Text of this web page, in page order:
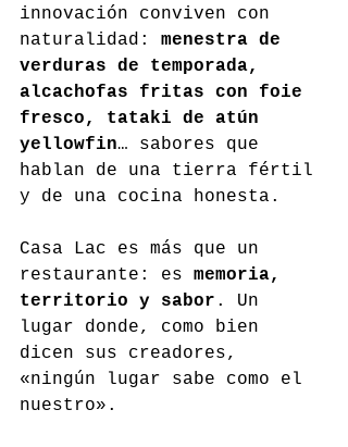
innovación conviven con
naturalidad: menestra de
verduras de temporada,
alcachofas fritas con foie
fresco, tataki de atún
yellowfin… sabores que
hablan de una tierra fértil
y de una cocina honesta.
Casa Lac es más que un
restaurante: es memoria,
territorio y sabor . Un
lugar donde, como bien
dicen sus creadores,
«ningún lugar sabe como el
nuestro».